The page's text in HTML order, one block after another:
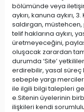
bölümünde veya
aykırı, kanuna aykırı,
saldırgan,
telif haklarına aykırı,
üretmeyeceğini,
oluşacak zarardan
durumda ‘Site’
erdirebilir, yasal süreç
sebeple yargı
ile ilgili bilgi talepleri
e.Sitenin üyelerinin
ilişkileri kendi